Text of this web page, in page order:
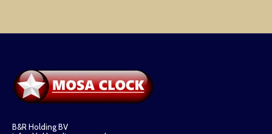
B&R Holding BV